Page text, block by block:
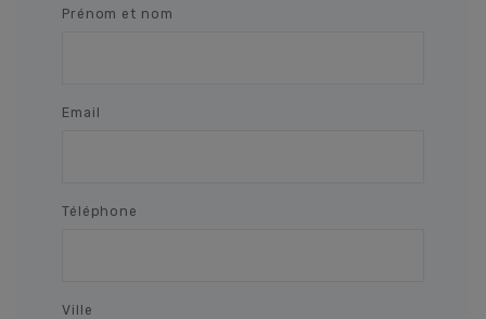
Prénom et nom
Email
Téléphone
Ville